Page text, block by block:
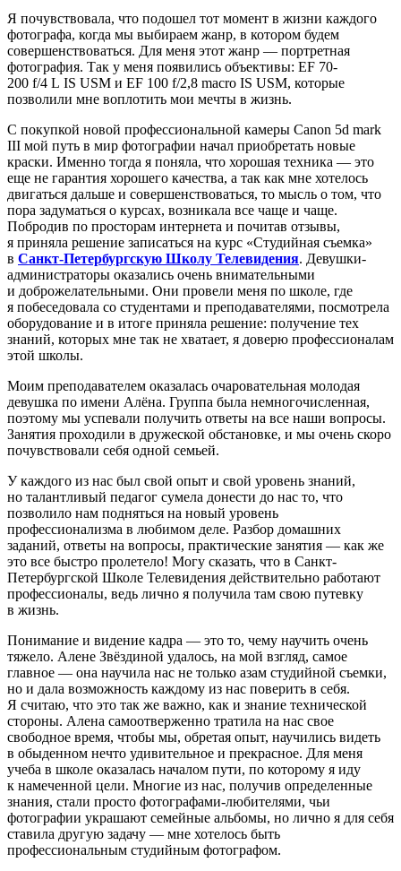
Я почувствовала, что подошел тот момент в жизни каждого
фотографа, когда мы выбираем жанр, в котором будем
совершенствоваться. Для меня этот жанр — портретная
фотография. Так у меня появились объективы: EF 70-
200 f/4 L IS USM и EF 100 f/2,8 macro IS USM, которые
позволили мне воплотить мои мечты в жизнь.
С покупкой новой профессиональной камеры Canon 5d mark
III мой путь в мир фотографии начал приобретать новые
краски. Именно тогда я поняла, что хорошая техника — это
еще не гарантия хорошего качества, а так как мне хотелось
двигаться дальше и совершенствоваться, то мысль о том, что
пора задуматься о курсах, возникала все чаще и чаще.
Побродив по просторам интернета и почитав отзывы,
я приняла решение записаться на курс «Студийная съемка»
в Санкт-Петербургскую Школу Телевидения. Девушки-
администраторы оказались очень внимательными
и доброжелательными. Они провели меня по школе, где
я побеседовала со студентами и преподавателями, посмотрела
оборудование и в итоге приняла решение: получение тех
знаний, которых мне так не хватает, я доверю профессионалам
этой школы.
Моим преподавателем оказалась очаровательная молодая
девушка по имени Алёна. Группа была немногочисленная,
поэтому мы успевали получить ответы на все наши вопросы.
Занятия проходили в дружеской обстановке, и мы очень скоро
почувствовали себя одной семьей.
У каждого из нас был свой опыт и свой уровень знаний,
но талантливый педагог сумела донести до нас то, что
позволило нам подняться на новый уровень
профессионализма в любимом деле. Разбор домашних
заданий, ответы на вопросы, практические занятия — как же
это все быстро пролетело! Могу сказать, что в Санкт-
Петербургской Школе Телевидения действительно работают
профессионалы, ведь лично я получила там свою путевку
в жизнь.
Понимание и видение кадра — это то, чему научить очень
тяжело. Алене Звёздиной удалось, на мой взгляд, самое
главное — она научила нас не только азам студийной съемки,
но и дала возможность каждому из нас поверить в себя.
Я считаю, что это так же важно, как и знание технической
стороны. Алена самоотверженно тратила на нас свое
свободное время, чтобы мы, обретая опыт, научились видеть
в обыденном нечто удивительное и прекрасное. Для меня
учеба в школе оказалась началом пути, по которому я иду
к намеченной цели. Многие из нас, получив определенные
знания, стали просто фотографами-любителями, чьи
фотографии украшают семейные альбомы, но лично я для себя
ставила другую задачу — мне хотелось быть
профессиональным студийным фотографом.